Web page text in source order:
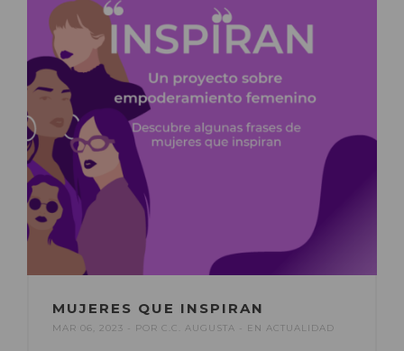
MUJERES QUE INSPIRAN
MAR 06, 2023 POR C.C. AUGUSTA EN ACTUALIDAD